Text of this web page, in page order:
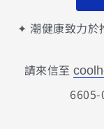
✦ 潮健康致力於
請來信至
6605-